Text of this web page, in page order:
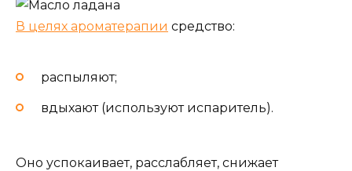
В целях ароматерапии средство:
распыляют;
вдыхают (используют испаритель).
Оно успокаивает, расслабляет, снижает